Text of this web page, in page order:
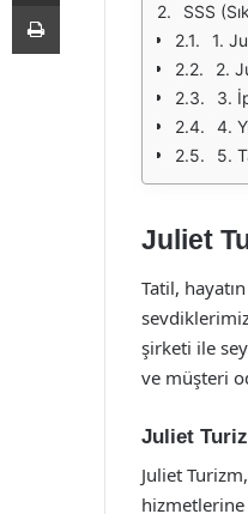
SSS
1.
2.
3.
4.
5.
Juliet
Tatil,
şirketi ile
ve müşteri
Juliet
Juliet